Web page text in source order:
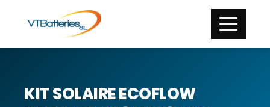
KIT SOLAIRE ECOFLOW